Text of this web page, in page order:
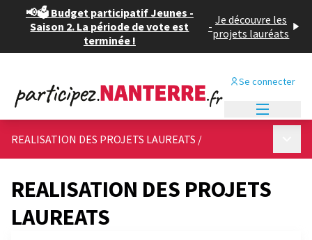
📢🗳️ Budget participatif Jeunes -
Saison 2. La période de vote est
terminée !
- Je découvre les
projets lauréats
Se connecter
REALISATION DES PROJETS LAUREATS /
REALISATION DES PROJETS
LAUREATS